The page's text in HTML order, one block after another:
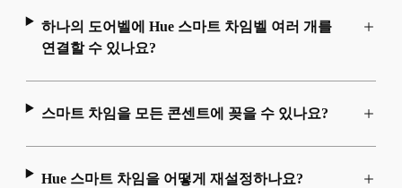
하나의 도어벨에 Hue 스마트 차임벨 여러 개를
연결할 수 있나요?
스마트 차임을 모든 콘센트에 꽂을 수 있나요?
Hue 스마트 차임을 어떻게 재설정하나요?